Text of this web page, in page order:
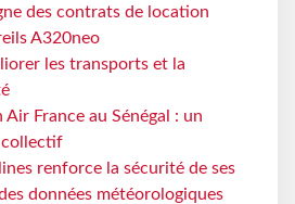
des contrats de location
A320neo
les transports et la
Air France au Sénégal : un
collectif
renforce la sécurité de ses
données météorologiques